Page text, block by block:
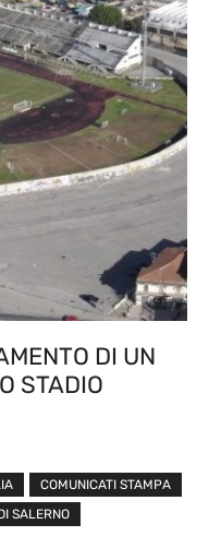
DI UN
STADIO
COMUNICATI STAMPA
SALERNO